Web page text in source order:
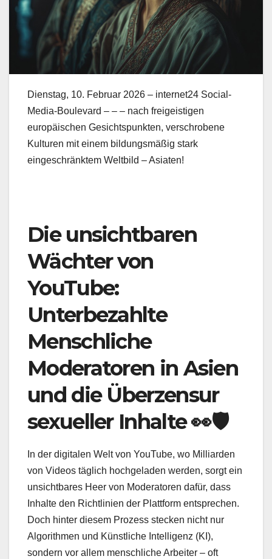
Dienstag, 10. Februar 2026 – internet24 Social-
Media-Boulevard – – – nach freigeistigen
europäischen Gesichtspunkten, verschrobene
Kulturen mit einem bildungsmäßig stark
eingeschränktem Weltbild – Asiaten!
Die unsichtbaren
Wächter von
YouTube:
Unterbezahlte
Menschliche
Moderatoren in Asien
und die Überzensur
sexueller Inhalte 👀🛡️
In der digitalen Welt von YouTube, wo Milliarden
von Videos täglich hochgeladen werden, sorgt ein
unsichtbares Heer von Moderatoren dafür, dass
Inhalte den Richtlinien der Plattform entsprechen.
Doch hinter diesem Prozess stecken nicht nur
Algorithmen und Künstliche Intelligenz (KI),
sondern vor allem menschliche Arbeiter – oft